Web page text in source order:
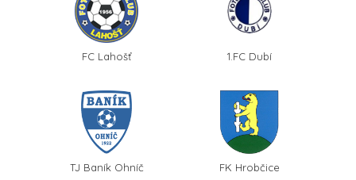
FC Lahošť 1.FC Dubí
TJ Baník Ohníč FK Hrobčice